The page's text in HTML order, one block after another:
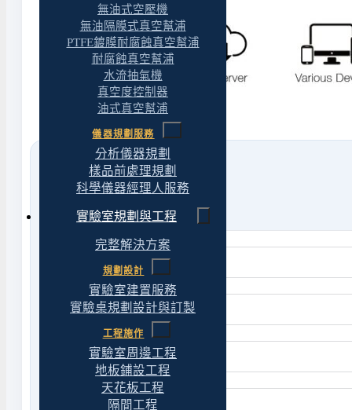
無油式空壓機
無油隔膜式真空幫浦
PTFE鍍膜耐腐蝕真空幫浦
耐腐蝕真空幫浦
水流抽氣機
真空度控制器
油式真空幫浦
儀器規劃服務
分析儀器規劃
樣品前處理規劃
科學儀器經理人服務
實驗室規劃與工程
完整解決方案
規劃設計
實驗室建置服務
實驗桌規劃設計與訂製
工程施作
實驗室周邊工程
地板鋪設工程
天花板工程
隔間工程